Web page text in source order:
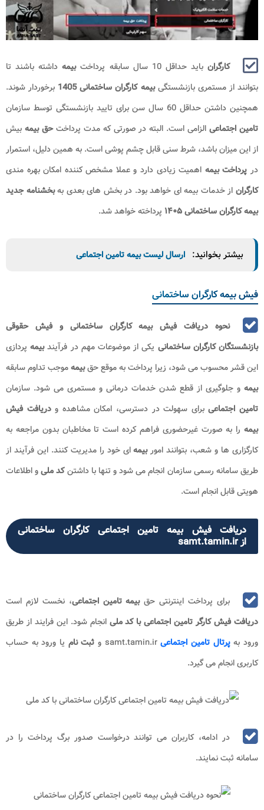
کارگرانباید حداقل 10 سال سابقه پرداخت بیمهداشته باشند تا
بتوانند از مستمری بازنشستگیبیمه کارگران ساختمانی 1405
برخوردار شوند.
همچنین داشتن حداقل 60 سال سن برای تایید بازنشستگی توسط سازمان
تامین اجتماعیالزامی است. البته در صورتی که مدت پرداختحق بیمه بیش
از این میزان باشد، شرط سنی قابل چشم‌ پوشی است. به همین دلیل، استمرار
در پرداخت بیمه اهمیت زیادی دارد و عملا مشخص کننده امکان بهره‌ مندی
کارگراناز خدمات بیمه ای خواهد بود. در بخش های بعدی بهبخشنامه جدید
بیمه کارگران ساختمانی ۱۴۰۵
پرداخته خواهد شد.
بیشتر بخوانید: ارسال لیست بیمه تامین اجتماعی
فیش بیمه کارگران ساختمانی
نحوه دریافت فیش بیمه کارگران ساختمانی و فیش حقوقی
بازنشستگان کارگران ساختمانی یکی از موضوعات مهم در فرآیندبیمه پردازی
این قشر محسوب می شود، زیرا پرداخت به موقع حقبیمهموجب تداوم سابقه
بیمه و جلوگیری از قطع شدن خدمات درمانی و مستمری می شود. سازمان
تامین اجتماعیبرای سهولت در دسترسی، امکان مشاهده ودریافت فیش
بیمه را به صورت غیرحضوری فراهم کرده است تا مخاطبان بدون مراجعه به
کارگزاری ها و شعب، بتوانند اموربیمهای خود را مدیریت کنند. این فرآیند از
طریق سامانه رسمی سازمان انجام می شود و تنها با داشتنکد ملیو اطلاعات
هویتی قابل انجام است.
دریافت فیش بیمه تامین اجتماعی کارگران ساختمانی
از samt.tamin.ir
برای پرداخت اینترنتی حقبیمه تامین اجتماعی، نخست لازم است
دریافت فیش کارگر تامین اجتماعی با کد ملی انجام شود. این فرایند از طریق
ورود بهپرتال تامین اجتماعیsamt.tamin.ir و ثبت نام یا ورود به حساب
کاربری انجام می گیرد.
در ادامه، کاربران می توانند درخواست صدور برگ پرداخت را در
سامانه ثبت نمایند.